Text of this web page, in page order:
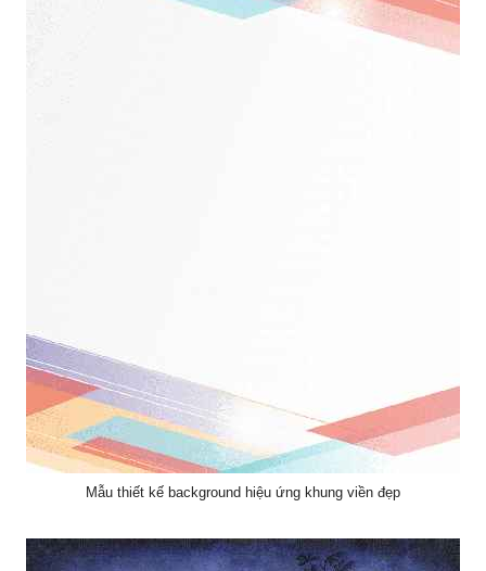
Mẫu thiết kế background hiệu ứng khung viền đẹp